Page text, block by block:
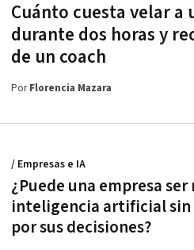
Cuánto cuesta velar a
durante dos horas y
de un coach
PorFlorencia Mazara
¿Puede una empresa
inteligencia artificial sin
por sus decisiones?
/ Empresas e IA